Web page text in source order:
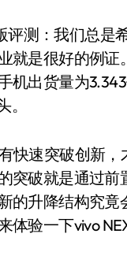
测：我们总是
就是很好的例
机出货量为
速突破创新，
突破就是通过
的升降结构究
验一下vivo